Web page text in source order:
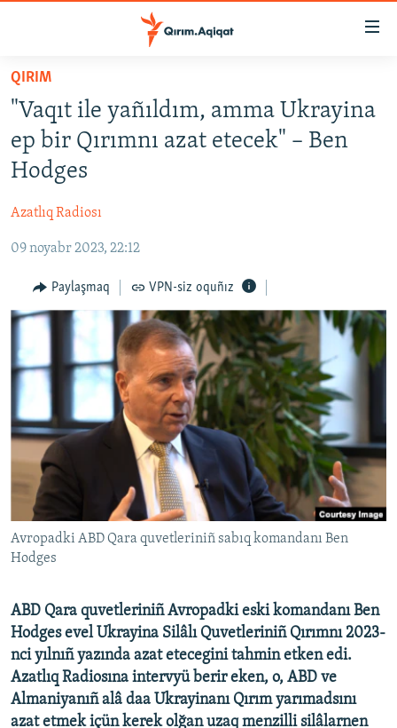
Esas
qaytmaq
Baş
navigatsiyağa
qaytmaq
Qıdıruvğa
qaytmaq
HABERLER
SİYASET
İQTİSADİYAT
MEDENİYET
İNSAN AQLARI
VİDEO
SÜRET
BLOGLAR
FİKİR
Русский
Українською
QOŞULIÑIZ!
QIRIM
"Vaqıt ile yañıldım, amma Ukrayina
ep bir Qırımnı azat etecek" – Ben
Hodges
Azatlıq Radiosı
09 noyabr 2023, 22:12
Paylaşmaq VPN-siz oquñız
Avropadki ABD Qara quvetleriniñ sabıq komandanı Ben
Hodges
ABD Qara quvetleriniñ Avropadki eski komandanı Ben
Hodges evel Ukrayina Silâlı Quvetleriniñ Qırımnı 2023-
nci yılnıñ yazında azat etecegini tahmin etken edi.
Azatlıq Radiosına intervyü berir eken, o, ABD ve
Almaniyanıñ alâ daa Ukrayinanı Qırım yarımadsını
azat etmek içün kerek olğan uzaq menzilli silâlarnen